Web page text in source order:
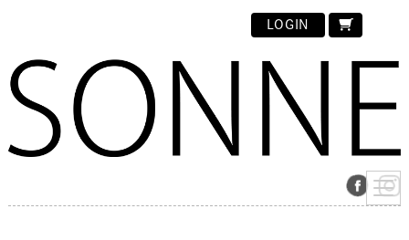
LOGIN